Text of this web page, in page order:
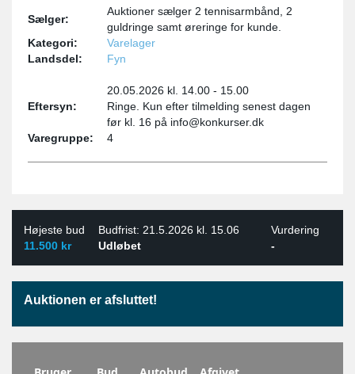
Sælger:
Auktioner sælger 2 tennisarmbånd, 2
guldringe samt øreringe for kunde.
Kategori:
Varelager
Landsdel:
Fyn
Eftersyn:
20.05.2026 kl. 14.00 - 15.00
Ringe. Kun efter tilmelding senest dagen
før kl. 16 på info@konkurser.dk
Varegruppe:
4
Højeste bud Budfrist: 21.5.2026 kl. 15.06
Vurdering
11.500 kr
Udløbet -
Auktionen er afsluttet!